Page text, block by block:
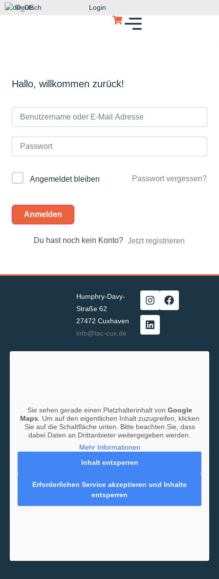
Deutsch Login
Hallo, willkommen zurück!
Angemeldet bleiben Passwort vergessen?
Anmelden
Du hast noch kein Konto? Jetzt registrieren
Humphry-Davy-
Straße 62
27472 Cuxhaven
info@tac-cux.de
Sie sehen gerade einen Platzhalterinhalt von Google
Maps . Um auf den eigentlichen Inhalt zuzugreifen, klicken
Sie auf die Schaltfläche unten. Bitte beachten Sie, dass
dabei Daten an Drittanbieter weitergegeben werden.
Mehr Informationen
Inhalt entsperren
Erforderlichen Service akzeptieren und Inhalte
entsperren